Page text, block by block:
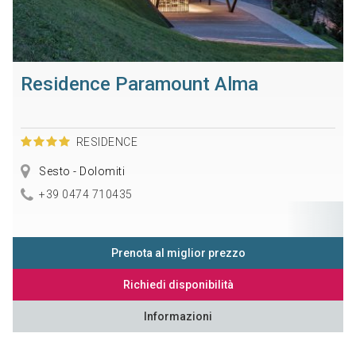
Residence Paramount Alma
RESIDENCE
Sesto - Dolomiti
+39 0474 710435
Prenota al miglior prezzo
Richiedi disponibilità
Informazioni